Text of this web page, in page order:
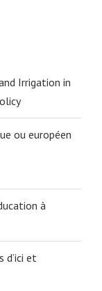
Irrigation in
ou européen
à
d’ici et